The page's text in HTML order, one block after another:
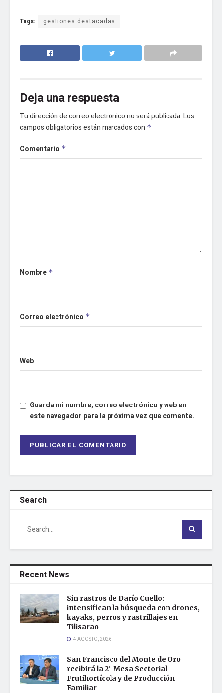
Tags: gestiones destacadas
Deja una respuesta
Tu dirección de correo electrónico no será publicada.Los
campos obligatorios están marcados con *
Comentario *
Nombre *
Correo electrónico *
Web
Guarda mi nombre, correo electrónico y web en
este navegador para la próxima vez que comente.
Search
Recent News
Sin rastros de Darío Cuello:
intensifican la búsqueda con drones,
kayaks, perros y rastrillajes en
Tilisarao
4 AGOSTO, 2026
San Francisco del Monte de Oro
recibirá la 2° Mesa Sectorial
Frutihortícola y de Producción
Familiar